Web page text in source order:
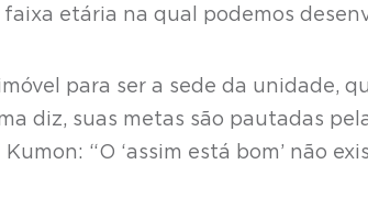
etária na qual podemos
para ser a sede da unidade,
diz, suas metas são pautadas
“O ‘assim está bom’ não